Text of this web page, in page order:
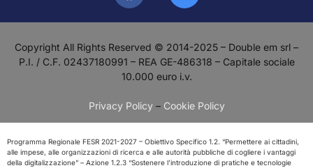
Copyright All Rights Reserved © 2014-2025 – Double em srl –
P.I. / C.F. 02437180991 – REA GE-486318 – Capitale sociale
10.000 euro i.v.
Privacy Policy– Cookie Policy
Programma Regionale FESR 2021-2027 – Obiettivo Specifico 1.2. “Permettere ai cittadini,
alle impese, alle organizzazioni di ricerca e alle autorità pubbliche di cogliere i vantaggi
della digitalizzazione” – Azione 1.2.3 “Sostenere l’introduzione di pratiche e tecnologie